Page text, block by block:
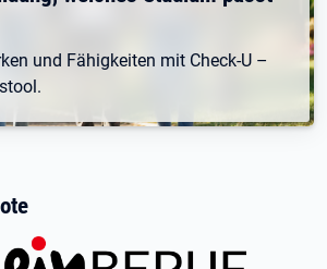
und Fähigkeiten mit Check-U –